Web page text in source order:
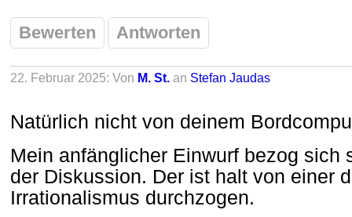
Bewerten Antworten
22. Februar 2025: Von M. St. an Stefan Jaudas
Natürlich nicht von deinem
Mein anfänglicher Einwurf bezog sich
der Diskussion. Der ist halt von einer
Irrationalismus durchzogen.